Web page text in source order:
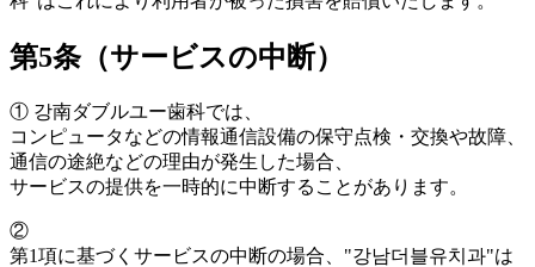
第5条（サービスの中断）
① 강南ダブルユー歯科では、
コンピュータなどの情報通信設備の保守点検・交換や故障、
通信の途絶などの理由が発生した場合、
サービスの提供を一時的に中断することがあります。
②
第1項に基づくサービスの中断の場合、"강남더블유치과"は